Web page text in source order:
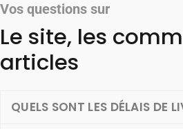
Vos questions sur
Le site, les
articles
QUELS SONT LES DÉLAIS DE